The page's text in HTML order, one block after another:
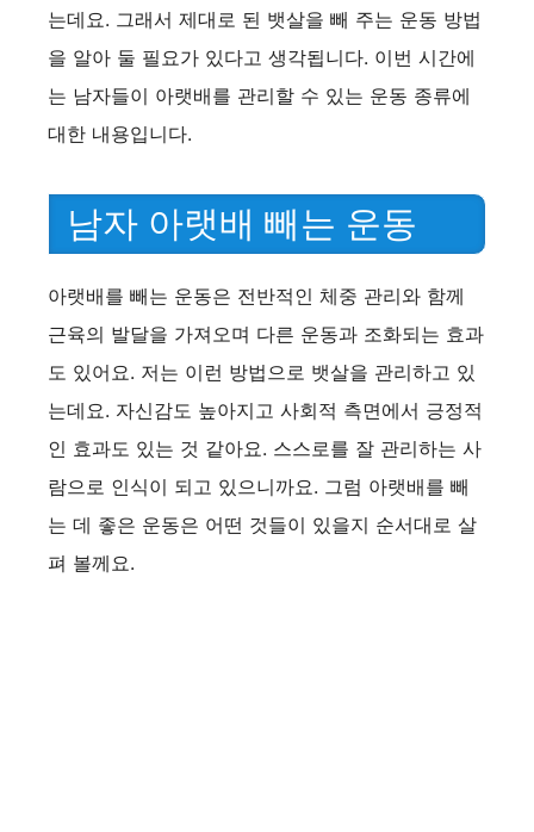
는데요. 그래서 제대로 된 뱃살을 빼 주는 운동 방법
을 알아 둘 필요가 있다고 생각됩니다. 이번 시간에
는 남자들이 아랫배를 관리할 수 있는 운동 종류에
대한 내용입니다.
남자 아랫배 빼는 운동
아랫배를 빼는 운동은 전반적인 체중 관리와 함께
근육의 발달을 가져오며 다른 운동과 조화되는 효과
도 있어요. 저는 이런 방법으로 뱃살을 관리하고 있
는데요. 자신감도 높아지고 사회적 측면에서 긍정적
인 효과도 있는 것 같아요. 스스로를 잘 관리하는 사
람으로 인식이 되고 있으니까요. 그럼 아랫배를 빼
는 데 좋은 운동은 어떤 것들이 있을지 순서대로 살
펴 볼께요.